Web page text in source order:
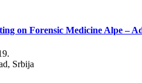
on Forensic Medicine Alpe –
Srbija